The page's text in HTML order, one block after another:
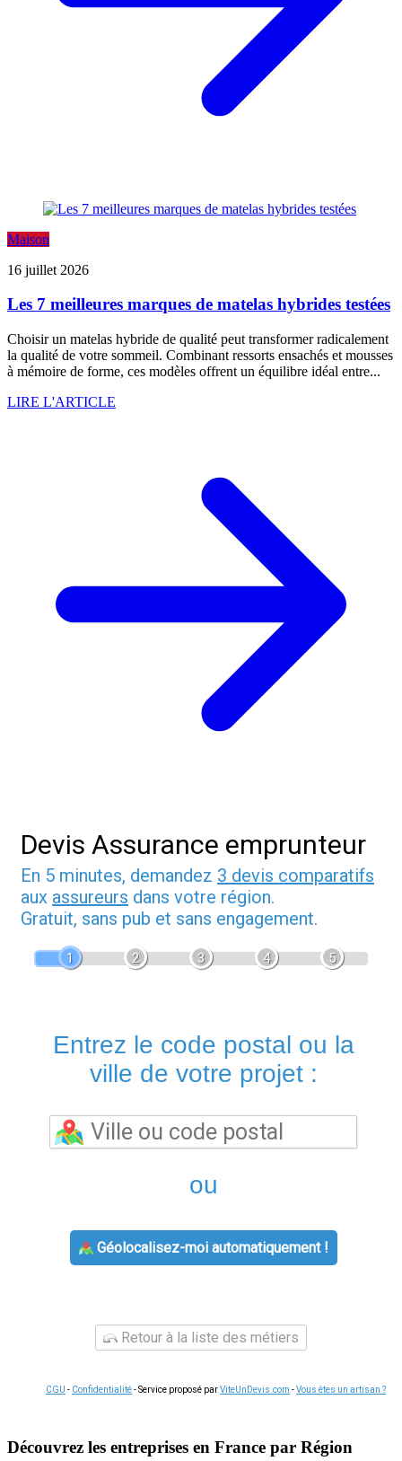
Maison
16 juillet 2026
Les 7 meilleures marques de matelas hybrides testées
Choisir un matelas hybride de qualité peut transformer radicalement
la qualité de votre sommeil. Combinant ressorts ensachés et mousses
à mémoire de forme, ces modèles offrent un équilibre idéal entre...
LIRE L'ARTICLE
Devis Assurance emprunteur
En 5 minutes, demandez 3 devis comparatifs
aux assureurs dans votre région.
Gratuit, sans pub et sans engagement.
1 2 3 4 5
Entrez le code postal ou la
ville de votre projet :
ou
Géolocalisez-moi automatiquement !
Retour à la liste des métiers
CGU - Confidentialité- Service proposé parViteUnDevis.com -Vous êtes un artisan ?
Découvrez les entreprises en France par Région